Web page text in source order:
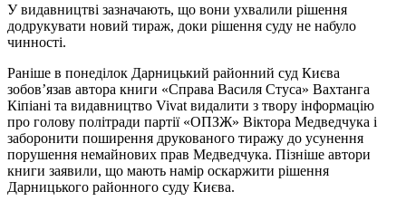
У видавництві зазначають, що вони ухвалили рішення
додрукувати новий тираж, доки рішення суду не набуло
чинності.
Раніше в понеділок Дарницький районний суд Києва
зобов’язав автора книги «Справа Василя Стуса» Вахтанга
Кіпіані та видавництво Vivat видалити з твору інформацію
про голову політради партії «ОПЗЖ» Віктора Медведчука і
заборонити поширення друкованого тиражу до усунення
порушення немайнових прав Медведчука. Пізніше автори
книги заявили, що мають намір оскаржити рішення
Дарницького районного суду Києва.